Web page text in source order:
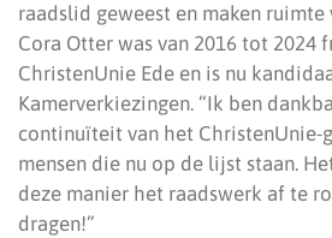
raadslid geweest en maken
Cora Otter was van 2016 tot 2024
ChristenUnie Ede en is nu
Kamerverkiezingen. “Ik ben
continuïteit van het ChristenUnie-
mensen die nu op de lijst staan.
deze manier het raadswerk af te
dragen!”